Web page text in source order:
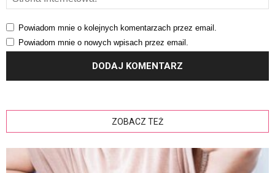
Powiadom mnie o kolejnych komentarzach przez email.
Powiadom mnie o nowych wpisach przez email.
ZOBACZ TEŻ